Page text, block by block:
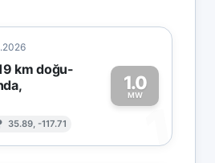
km doğu-
35.89, -117.71
1.0
MW
1